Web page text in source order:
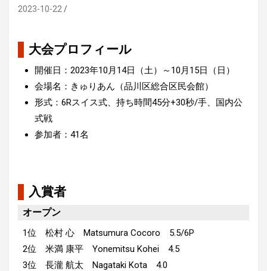
2023-10-22
大会プロフィール
開催日：2023年10月14日（土）～10月15日（日）
会場名：きゅりあん（品川区総合区民会館）
形式：6Rスイス式、持ち時間45分+30秒/手、国内公
式戦
参加者：41名
入賞者
オープン
1位 松村 心 Matsumura Cocoro 5.5/6P
2位 米満 康平 Yonemitsu Kohei 4.5
3位 長瀧 航太 Nagataki Kota 4.0